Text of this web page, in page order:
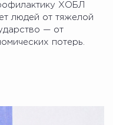
ХОБЛ
людей от тяжелой
— от
потерь.